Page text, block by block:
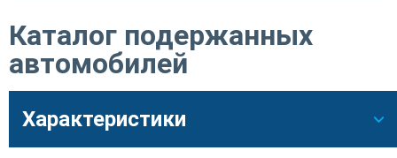
Каталог подержанных
автомобилей
Характеристики